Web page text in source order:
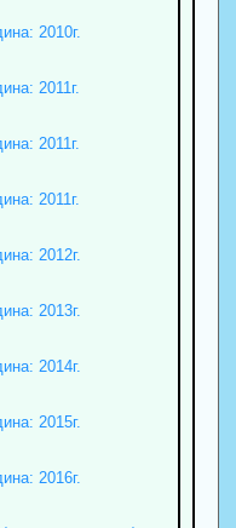
2010г.
2011г.
2011г.
2011г.
2012г.
2013г.
2014г.
2015г.
2016г.